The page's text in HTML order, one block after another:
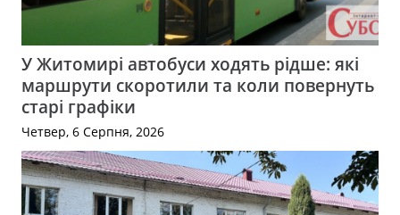
У Житомирі автобуси ходять рідше: які
маршрути скоротили та коли повернуть
старі графіки
Четвер, 6 Серпня, 2026